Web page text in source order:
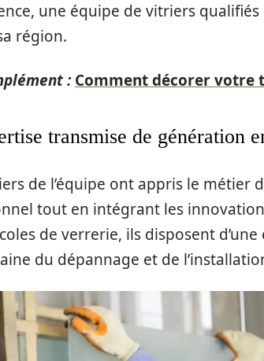
une équipe de vitriers
région.
: Comment décorer votre
transmise de génération
de l’équipe ont appris le métier
tout en intégrant les
de verrerie, ils disposent
du dépannage et de